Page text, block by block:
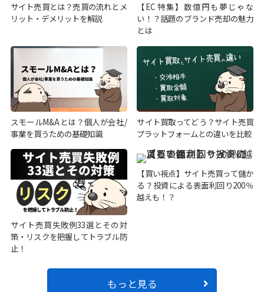
サイト売買とは？売買の流れとメ
リット・デメリットを解説
【EC特集】数億円も夢じゃな
い！？話題のブランド売却の魅力
とは
スモールM&Aとは？個人が会社/
事業を買うための基礎知識
サイト買取ってどう？サイト売買
プラットフォームとの違いを比較
サイト売買失敗例33選とその対
策・リスクを把握してトラブル防
止！
【買い視点】サイト売買って儲か
る？投資による表面利回り200％
越えも！？
もっと見る